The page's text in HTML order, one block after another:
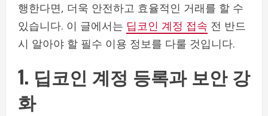
행한다면, 더욱 안전하고 효율적인 거래를 할 수
있습니다. 이 글에서는 딥코인 계정 접속 전 반드
시 알아야 할 필수 이용 정보를 다룰 것입니다.
1. 딥코인 계정 등록과 보안 강
화